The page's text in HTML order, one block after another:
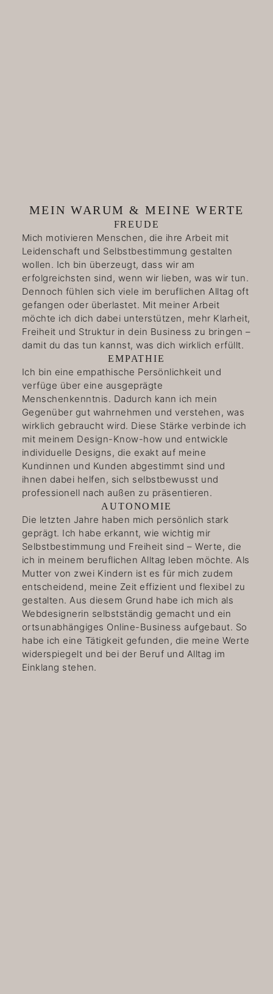
MEIN WARUM & MEINE WERTE
FREUDE
Mich motivieren Menschen, die ihre Arbeit mit
Leidenschaft und Selbstbestimmung gestalten
wollen. Ich bin überzeugt, dass wir am
erfolgreichsten sind, wenn wir lieben, was wir tun.
Dennoch fühlen sich viele im beruflichen Alltag oft
gefangen oder überlastet. Mit meiner Arbeit
möchte ich dich dabei unterstützen, mehr Klarheit,
Freiheit und Struktur in dein Business zu bringen –
damit du das tun kannst, was dich wirklich erfüllt.
EMPATHIE
Ich bin eine empathische Persönlichkeit und
verfüge über eine ausgeprägte
Menschenkenntnis. Dadurch kann ich mein
Gegenüber gut wahrnehmen und verstehen, was
wirklich gebraucht wird. Diese Stärke verbinde ich
mit meinem Design-Know-how und entwickle
individuelle Designs, die exakt auf meine
Kundinnen und Kunden abgestimmt sind und
ihnen dabei helfen, sich selbstbewusst und
professionell nach außen zu präsentieren.
AUTONOMIE
Die letzten Jahre haben mich persönlich stark
geprägt. Ich habe erkannt, wie wichtig mir
Selbstbestimmung und Freiheit sind – Werte, die
ich in meinem beruflichen Alltag leben möchte. Als
Mutter von zwei Kindern ist es für mich zudem
entscheidend, meine Zeit effizient und flexibel zu
gestalten. Aus diesem Grund habe ich mich als
Webdesignerin selbstständig gemacht und ein
ortsunabhängiges Online-Business aufgebaut. So
habe ich eine Tätigkeit gefunden, die meine Werte
widerspiegelt und bei der Beruf und Alltag im
Einklang stehen.